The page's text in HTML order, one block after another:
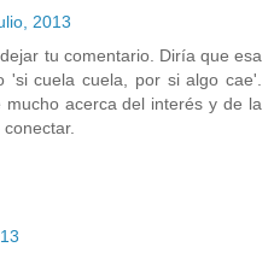
2013
tu comentario. Diría que esa
'si cuela cuela, por si algo cae'.
acerca del interés y de la